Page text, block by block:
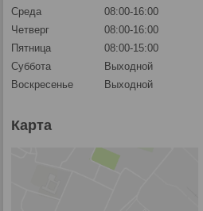
Среда
08:00-16:00
Четверг
08:00-16:00
Пятница
08:00-15:00
Суббота
Выходной
Воскресенье
Выходной
Карта